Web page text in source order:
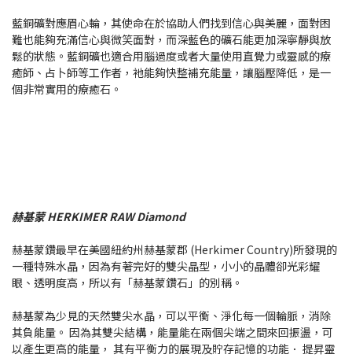
藍銅礦對應眉心輪，其使命在於協助人們找到信心與美麗，面對困
難也能夠充滿信心與微笑面對，而深藍色的礦石能更加深寧靜與放
鬆的狀態。藍銅礦也適合用腦過度或者大量使用直覺力或靈感的療
癒師、占卜師等工作者，衪能夠快整補充能量，讓腦壓降低，是一
個非常實用的療癒石。
赫基蒙 HERKIMER RAW Diamond
赫基蒙鑽最早在美國紐約州赫基蒙郡 (Herkimer Country)所發現的
一種特殊水晶，因為有著完好的雙尖晶型，小小的晶體卻光彩耀
眼、透明度高，所以有「赫基蒙鑽石」的別稱。
赫基蒙為少見的天然雙尖水晶，可以平衡、淨化每一個輪脈，消除
其負能量。 因為其雙尖結構，能量能在兩個尖端之間來回振盪，可
以產生更高的能量， 其有平衡力的展現及貯存記憶的功能． 提昇靈